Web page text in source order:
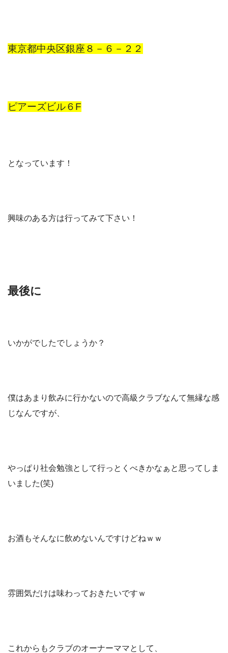
東京都中央区銀座８－６－２２
ピアーズビル６F
となっています！
興味のある方は行ってみて下さい！
最後に
いかがでしたでしょうか？
僕はあまり飲みに行かないので高級クラブなんて無縁な感
じなんですが、
やっぱり社会勉強として行っとくべきかなぁと思ってしま
いました(笑)
お酒もそんなに飲めないんですけどねｗｗ
雰囲気だけは味わっておきたいですｗ
これからもクラブのオーナーママとして、